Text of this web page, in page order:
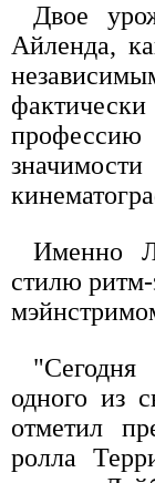
Двое
Айленда,
Именно
стилю
одного из
отметил
ролла